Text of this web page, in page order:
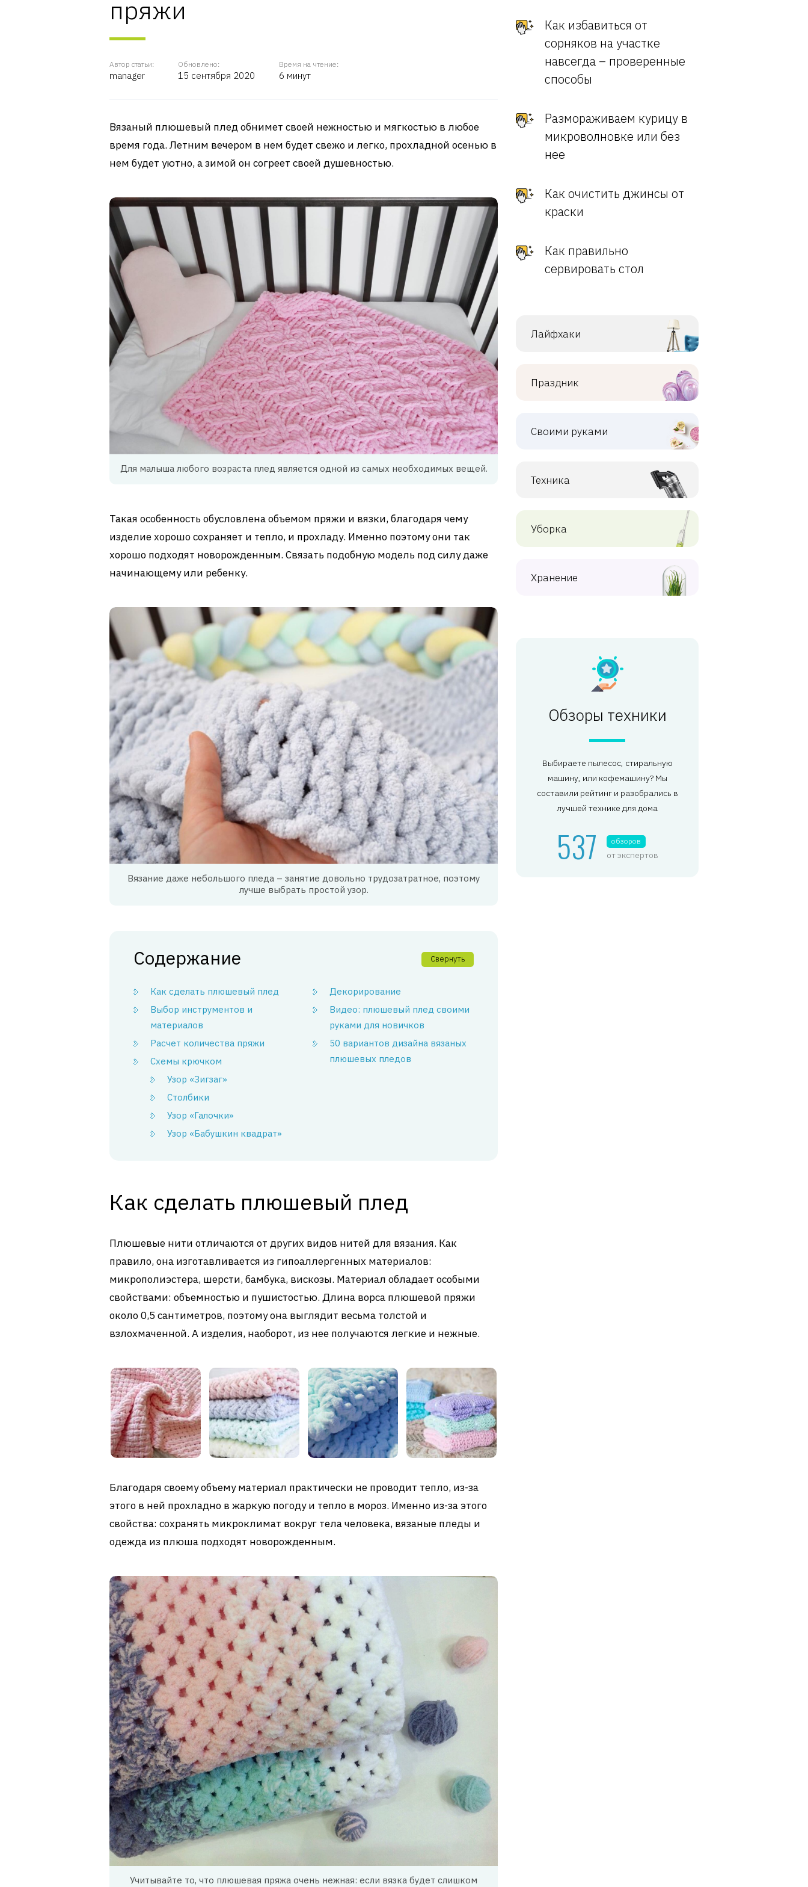
пряжи
Автор статьи:
manager
Обновлено:
15 сентября 2020
Время на чтение:
6 минут
Вязаный плюшевый плед обнимет своей нежностью и мягкостью в любое
время года. Летним вечером в нем будет свежо и легко, прохладной осенью в
нем будет уютно, а зимой он согреет своей душевностью.
Для малыша любого возраста плед является одной из самых необходимых вещей.
Такая особенность обусловлена объемом пряжи и вязки, благодаря чему
изделие хорошо сохраняет и тепло, и прохладу. Именно поэтому они так
хорошо подходят новорожденным. Связать подобную модель под силу даже
начинающему или ребенку.
Вязание даже небольшого пледа – занятие довольно трудозатратное, поэтому
лучше выбрать простой узор.
Содержание Свернуть
Как сделать плюшевый плед
Выбор инструментов и
материалов
Расчет количества пряжи
Схемы крючком
Узор «Зигзаг»
Столбики
Узор «Галочки»
Узор «Бабушкин квадрат»
Декорирование
Видео: плюшевый плед своими
руками для новичков
50 вариантов дизайна вязаных
плюшевых пледов
Как сделать плюшевый плед
Плюшевые нити отличаются от других видов нитей для вязания. Как
правило, она изготавливается из гипоаллергенных материалов:
микрополиэстера, шерсти, бамбука, вискозы. Материал обладает особыми
свойствами: объемностью и пушистостью. Длина ворса плюшевой пряжи
около 0,5 сантиметров, поэтому она выглядит весьма толстой и
взлохмаченной. А изделия, наоборот, из нее получаются легкие и нежные.
Благодаря своему объему материал практически не проводит тепло, из-за
этого в ней прохладно в жаркую погоду и тепло в мороз. Именно из-за этого
свойства: сохранять микроклимат вокруг тела человека, вязаные пледы и
одежда из плюша подходят новорожденным.
Учитывайте то, что плюшевая пряжа очень нежная: если вязка будет слишком
Как избавиться от
сорняков на участке
навсегда – проверенные
способы
Размораживаем курицу в
микроволновке или без
нее
Как очистить джинсы от
краски
Как правильно
сервировать стол
Лайфхаки
Праздник
Своими руками
Техника
Уборка
Хранение
Обзоры техники
Выбираете пылесос, стиральную
машину, или кофемашину? Мы
составили рейтинг и разобрались в
лучшей технике для дома
537 обзоров
от экспертов